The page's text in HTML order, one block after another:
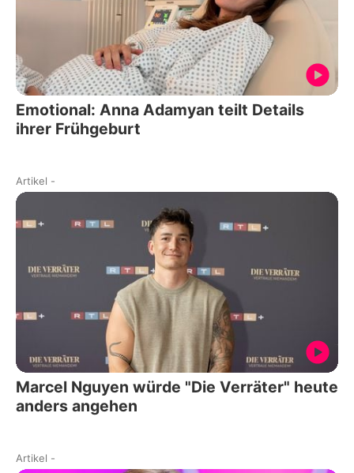
Emotional: Anna Adamyan teilt Details
ihrer Frühgeburt
Artikel -
Marcel Nguyen würde "Die Verräter" heute
anders angehen
Artikel -